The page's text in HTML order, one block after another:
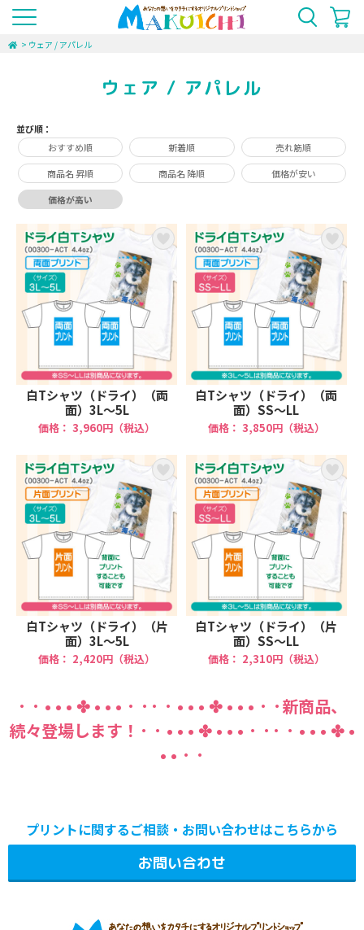
> ウェア / アパレル
ウェア / アパレル
並び順：
おすすめ順
新着順 売れ筋順
商品名 昇順 商品名 降順 価格が安い
価格が高い
白Tシャツ（ドライ）（両
面）3L～5L
価格： 3,960円（税込）
白Tシャツ（ドライ）（両
面）SS～LL
価格： 3,850円（税込）
白Tシャツ（ドライ）（片
面）3L～5L
価格： 2,420円（税込）
白Tシャツ（ドライ）（片
面）SS～LL
価格： 2,310円（税込）
· · • • • ✤ • • • · ·· · • • • ✤ • • • · ·新商品、
続々登場します！· · • • • ✤ • • • · ·· · • • • ✤ •
• • · ·
プリントに関するご相談・お問い合わせはこちらから
お問い合わせ